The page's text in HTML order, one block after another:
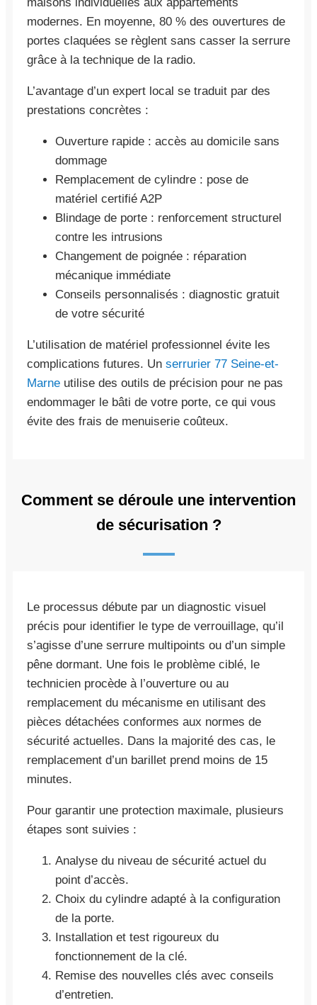
modernes. En moyenne, 80 % des ouvertures de
portes claquées se règlent sans casser la serrure
grâce à la technique de la radio.
L’avantage d’un expert local se traduit par des
prestations concrètes :
Ouverture rapide : accès au domicile sans
dommage
Remplacement de cylindre : pose de
matériel certifié A2P
Blindage de porte : renforcement structurel
contre les intrusions
Changement de poignée : réparation
mécanique immédiate
Conseils personnalisés : diagnostic gratuit
de votre sécurité
L’utilisation de matériel professionnel évite les
complications futures. Un serrurier 77 Seine-et-
Marne utilise des outils de précision pour ne pas
endommager le bâti de votre porte, ce qui vous
évite des frais de menuiserie coûteux.
Comment se déroule une intervention
de sécurisation ?
Le processus débute par un diagnostic visuel
précis pour identifier le type de verrouillage, qu’il
s’agisse d’une serrure multipoints ou d’un simple
pêne dormant. Une fois le problème ciblé, le
technicien procède à l’ouverture ou au
remplacement du mécanisme en utilisant des
pièces détachées conformes aux normes de
sécurité actuelles. Dans la majorité des cas, le
remplacement d’un barillet prend moins de 15
minutes.
Pour garantir une protection maximale, plusieurs
étapes sont suivies :
Analyse du niveau de sécurité actuel du
point d’accès.
Choix du cylindre adapté à la configuration
de la porte.
Installation et test rigoureux du
fonctionnement de la clé.
Remise des nouvelles clés avec conseils
d’entretien.